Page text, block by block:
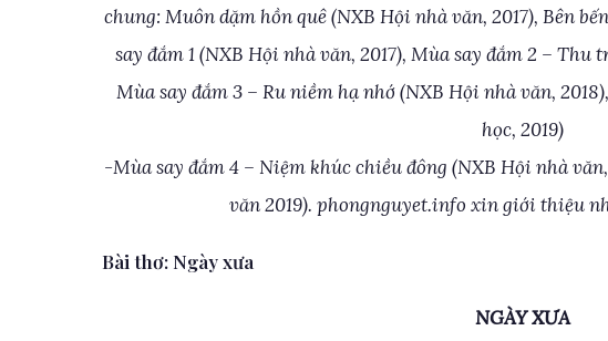
chung: Muôn dặm hồn quê (NXB Hội nhà văn, 2017), Bên
say đắm 1 (NXB Hội nhà văn, 2017), Mùa say đắm 2 – Thu
Mùa say đắm 3 – Ru niềm hạ nhớ (NXB Hội nhà văn,
học, 2019)
-Mùa say đắm 4 – Niệm khúc chiều đông (NXB Hội nhà
văn 2019). phongnguyet.info xin giới thiệu
Bài thơ: Ngày xưa
NGÀY XƯA